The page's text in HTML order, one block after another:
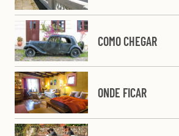
COMO CHEGAR
ONDE FICAR